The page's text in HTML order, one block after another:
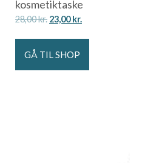
kosmetiktaske
28,00kr. 23,00kr.
GÅ TIL SHOP